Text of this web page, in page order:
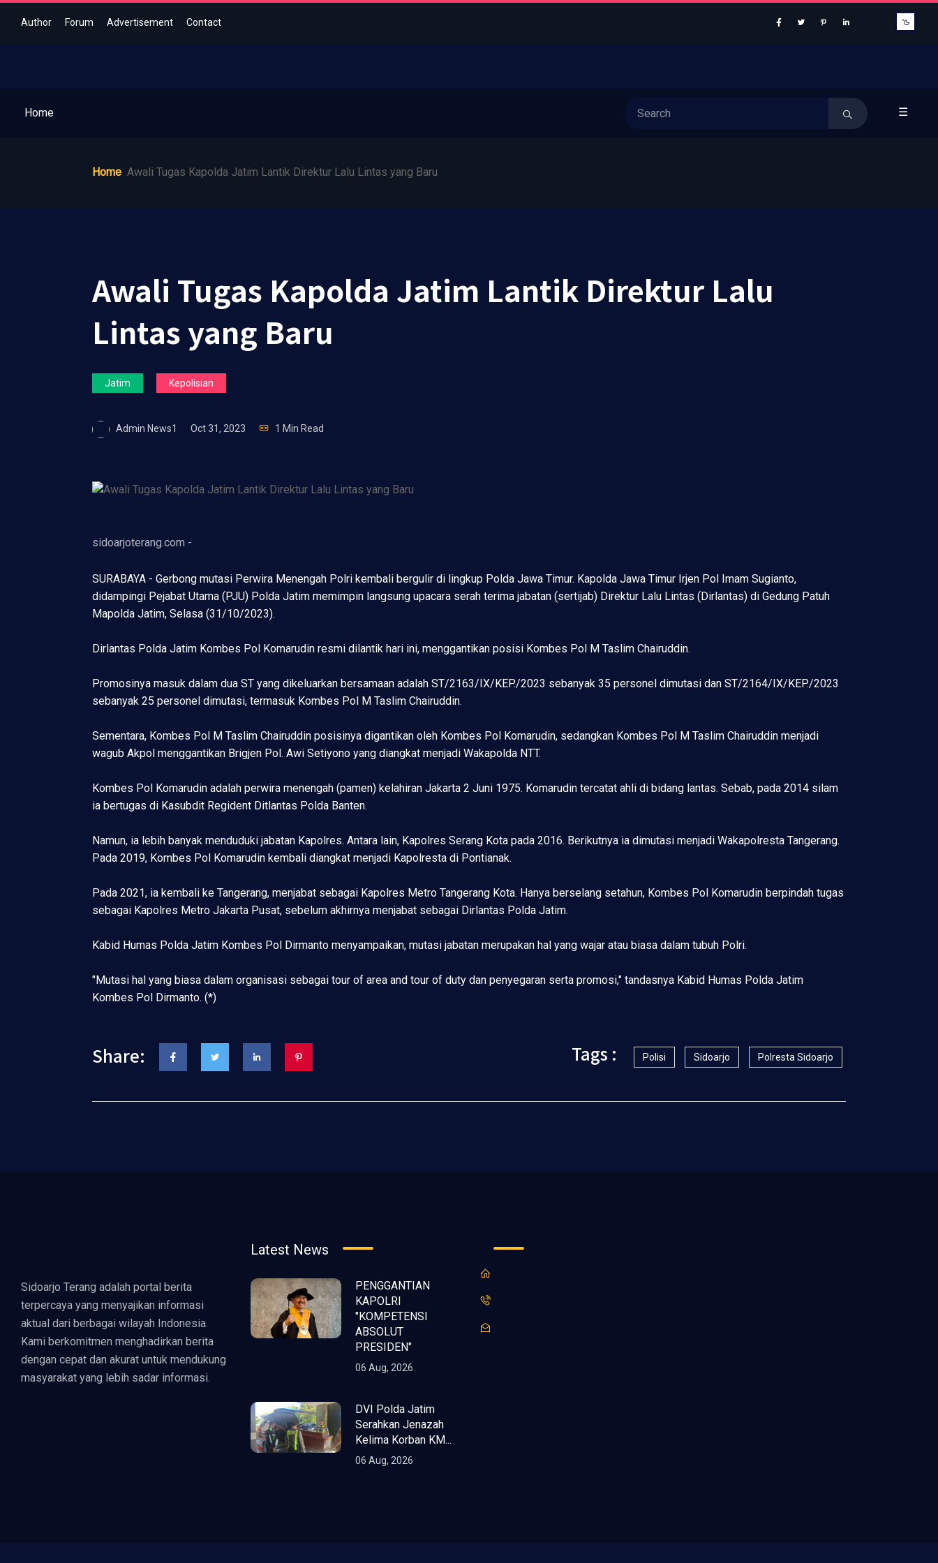
Author Forum Advertisement Contact
Home ☰
Home Awali Tugas Kapolda Jatim Lantik Direktur Lalu Lintas yang Baru
Awali Tugas Kapolda Jatim Lantik Direktur Lalu
Lintas yang Baru
Jatim Kepolisian
Admin News1 Oct 31, 2023 1 Min Read
sidoarjoterang.com -
SURABAYA - Gerbong mutasi Perwira Menengah Polri kembali bergulir di lingkup Polda Jawa Timur. Kapolda Jawa Timur Irjen Pol Imam Sugianto,
didampingi Pejabat Utama (PJU) Polda Jatim memimpin langsung upacara serah terima jabatan (sertijab) Direktur Lalu Lintas (Dirlantas) di Gedung Patuh
Mapolda Jatim, Selasa (31/10/2023).
Dirlantas Polda Jatim Kombes Pol Komarudin resmi dilantik hari ini, menggantikan posisi Kombes Pol M Taslim Chairuddin.
Promosinya masuk dalam dua ST yang dikeluarkan bersamaan adalah ST/2163/IX/KEP./2023 sebanyak 35 personel dimutasi dan ST/2164/IX/KEP./2023
sebanyak 25 personel dimutasi, termasuk Kombes Pol M Taslim Chairuddin.
Sementara, Kombes Pol M Taslim Chairuddin posisinya digantikan oleh Kombes Pol Komarudin, sedangkan Kombes Pol M Taslim Chairuddin menjadi
wagub Akpol menggantikan Brigjen Pol. Awi Setiyono yang diangkat menjadi Wakapolda NTT.
Kombes Pol Komarudin adalah perwira menengah (pamen) kelahiran Jakarta 2 Juni 1975. Komarudin tercatat ahli di bidang lantas. Sebab, pada 2014 silam
ia bertugas di Kasubdit Regident Ditlantas Polda Banten.
Namun, ia lebih banyak menduduki jabatan Kapolres. Antara lain, Kapolres Serang Kota pada 2016. Berikutnya ia dimutasi menjadi Wakapolresta Tangerang.
Pada 2019, Kombes Pol Komarudin kembali diangkat menjadi Kapolresta di Pontianak.
Pada 2021, ia kembali ke Tangerang, menjabat sebagai Kapolres Metro Tangerang Kota. Hanya berselang setahun, Kombes Pol Komarudin berpindah tugas
sebagai Kapolres Metro Jakarta Pusat, sebelum akhirnya menjabat sebagai Dirlantas Polda Jatim.
Kabid Humas Polda Jatim Kombes Pol Dirmanto menyampaikan, mutasi jabatan merupakan hal yang wajar atau biasa dalam tubuh Polri.
"Mutasi hal yang biasa dalam organisasi sebagai tour of area and tour of duty dan penyegaran serta promosi," tandasnya Kabid Humas Polda Jatim
Kombes Pol Dirmanto. (*)
Share: Tags : Polisi Sidoarjo Polresta Sidoarjo
Sidoarjo Terang adalah portal berita
terpercaya yang menyajikan informasi
aktual dari berbagai wilayah Indonesia.
Kami berkomitmen menghadirkan berita
dengan cepat dan akurat untuk mendukung
masyarakat yang lebih sadar informasi.
Latest News
PENGGANTIAN
KAPOLRI
"KOMPETENSI
ABSOLUT
PRESIDEN"
06 Aug, 2026
DVI Polda Jatim
Serahkan Jenazah
Kelima Korban KM...
06 Aug, 2026